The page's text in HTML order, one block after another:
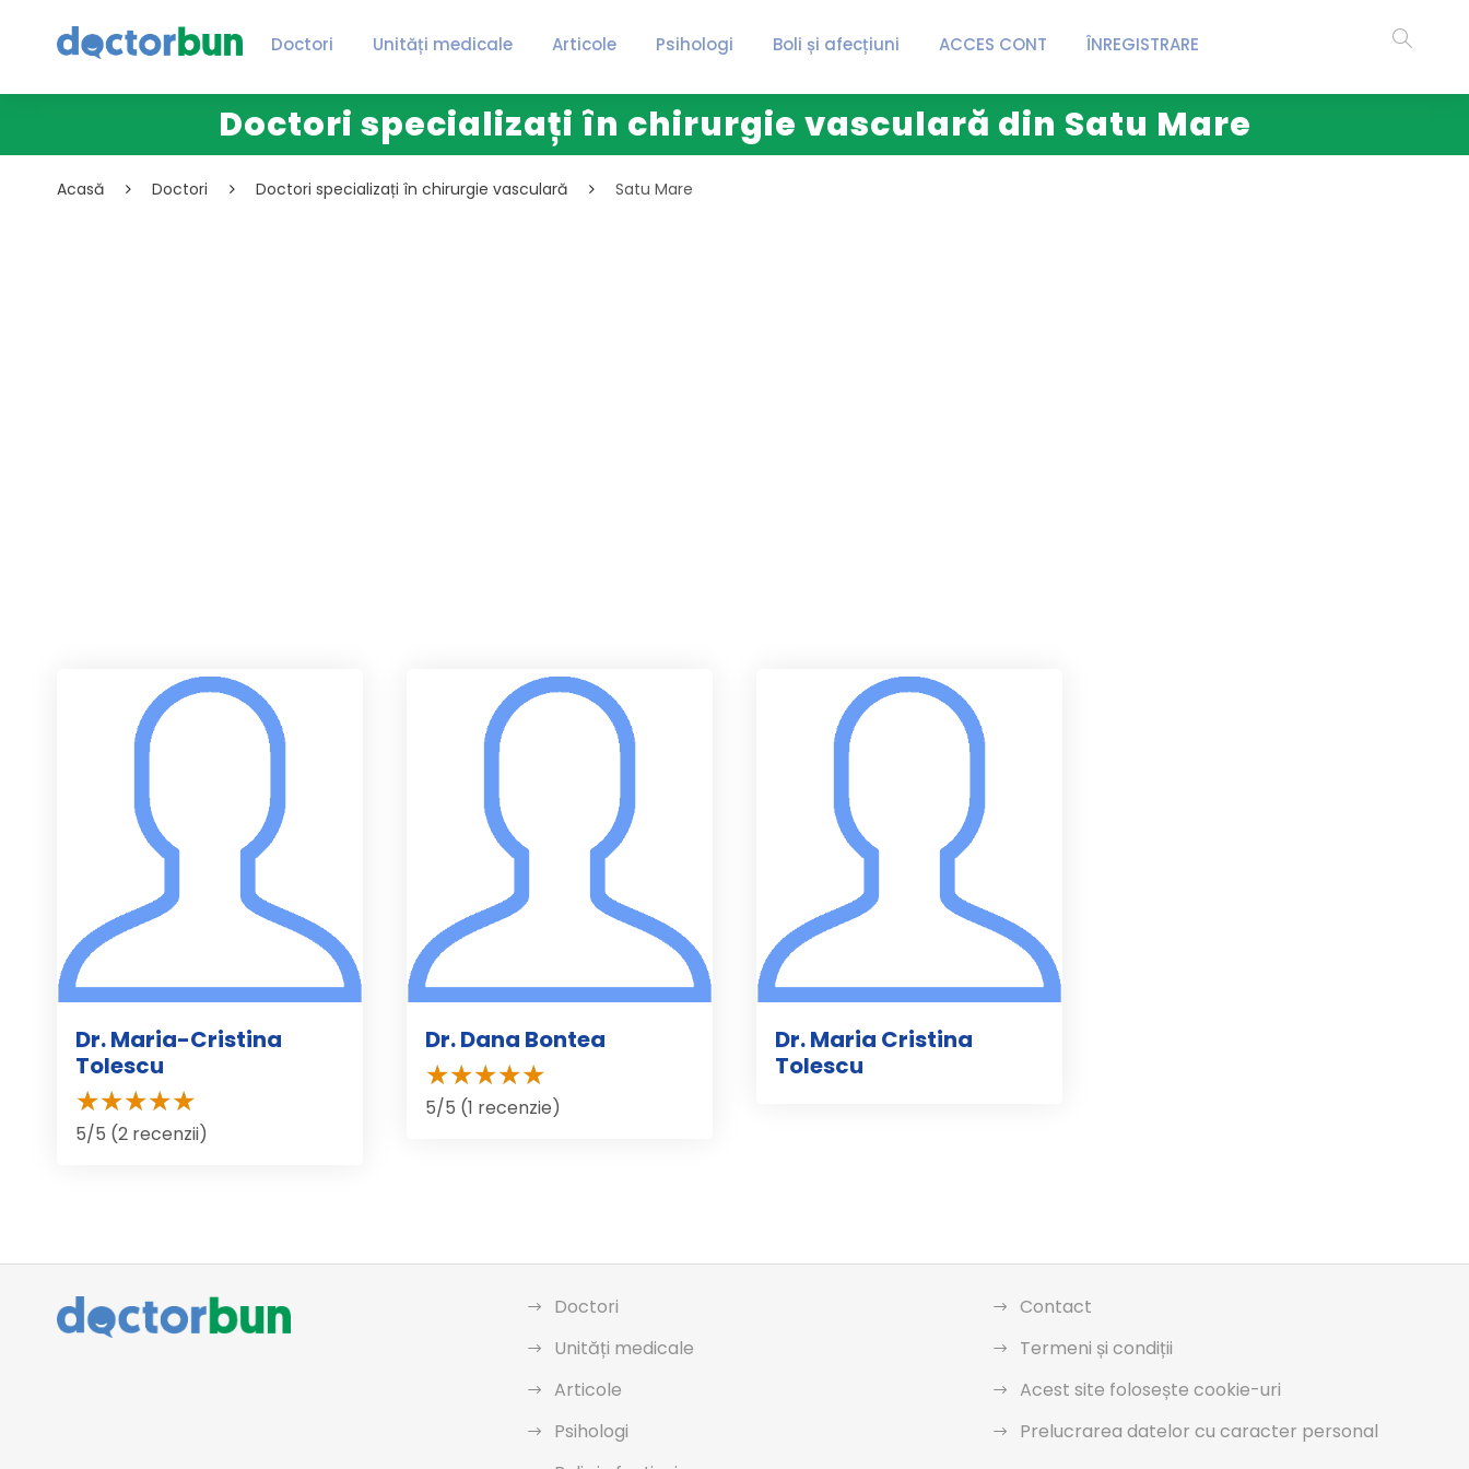
Doctori Unități medicale Articole Psihologi Boli și afecțiuni ACCES CONT ÎNREGISTRARE
Doctori specializați în chirurgie vasculară din Satu Mare
Acasă Doctori Doctori specializați în chirurgie vasculară Satu Mare
Dr. Maria-Cristina
Tolescu
5/5 (2 recenzii)
Dr. Dana Bontea
5/5 (1 recenzie)
Dr. Maria Cristina
Tolescu
Doctori
Unități medicale
Articole
Psihologi
Contact
Termeni și condiții
Acest site folosește cookie-uri
Prelucrarea datelor cu caracter personal